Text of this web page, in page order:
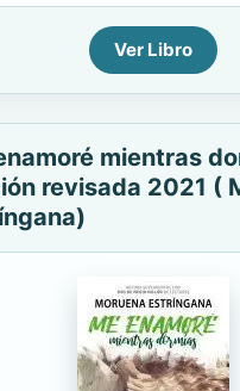
Ver Libro
mientras
revisada 2021 (